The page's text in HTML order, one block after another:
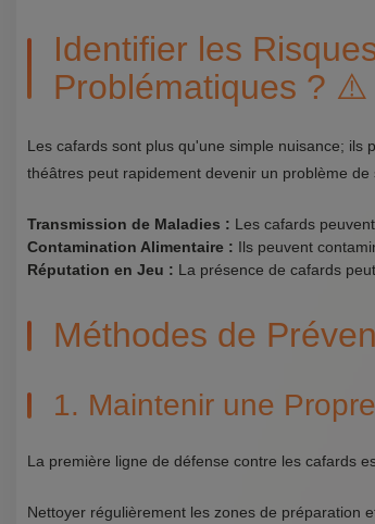
Identifier les
Problématiques ? ⚠️
Les cafards sont plus qu'une simple nuisance;
théâtres peut rapidement devenir un problème
Transmission de Maladies : Les cafards
Contamination Alimentaire : Ils peuvent
Réputation en Jeu : La présence de cafards
Méthodes de
1. Maintenir une
La première ligne de défense contre les cafards
Nettoyer régulièrement les zones de préparation